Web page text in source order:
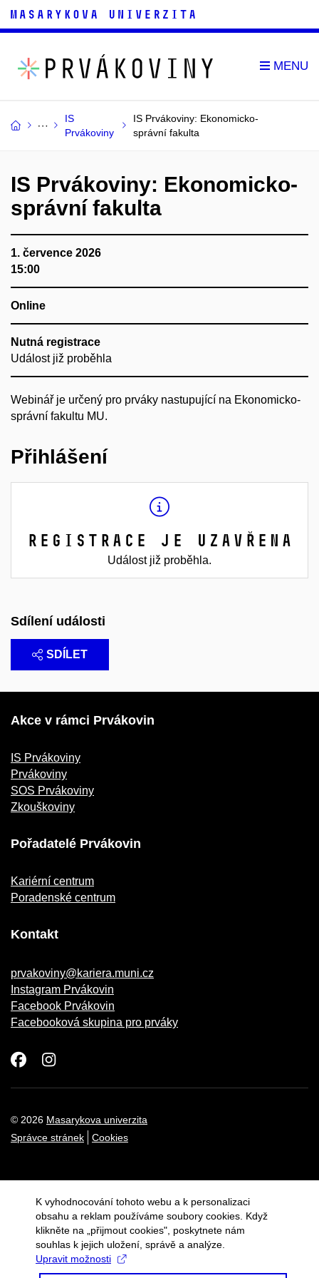
IS
Prvákoviny
IS Prvákoviny: Ekonomicko-
správní fakulta
IS Prvákoviny: Ekonomicko-
správní fakulta
1. července 2026
15:00
Online
Nutná registrace
Událost již proběhla
Webinář je určený pro prváky nastupující na Ekonomicko-
správní fakultu MU.
Přihlášení
Registrace je uzavřena
Událost již proběhla.
Sdílení události
SDÍLET
Akce v rámci Prvákovin
IS Prvákoviny
Prvákoviny
SOS Prvákoviny
Zkouškoviny
Pořadatelé Prvákovin
Kariérní centrum
Poradenské centrum
Kontakt
prvakoviny@kariera.muni.cz
Instagram Prvákovin
Facebook Prvákovin
Facebooková skupina pro prváky
© 2026 Masarykova univerzita
Správce stránek
Cookies
Facebook
Instagram
K vyhodnocování tohoto webu a k personalizaci
obsahu a reklam používáme soubory cookies. Když
klikněte na „přijmout cookies", poskytnete nám
souhlas k jejich uložení, správě a analýze.
Upravit možnosti